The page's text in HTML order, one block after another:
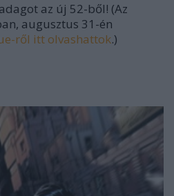
az új 52-ből! (Az
augusztus 31-én
ről itt olvashattok.)